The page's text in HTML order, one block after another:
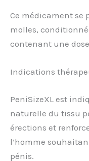
Ce médicament se
molles,
contenant une
Indications
PeniSizeXL est
naturelle du tissu
érections et
l’homme
pénis.